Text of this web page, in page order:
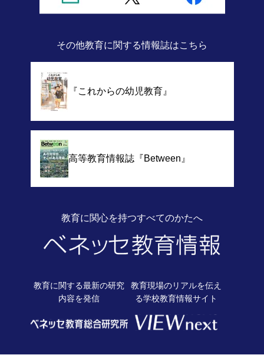
その他教育に関する情報誌はこちら
『これからの幼児教育』
高等教育情報誌『Between』
教育に関心を持つすべてのかたへ
教育に関する最新の研究
内容を発信
教育現場のリアルを伝え
る学校教育情報サイト